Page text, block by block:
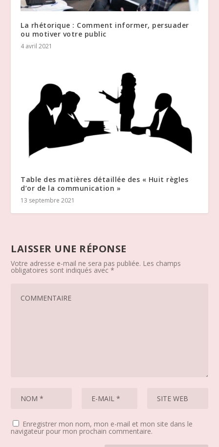
La rhétorique : Comment informer, persuader
ou motiver votre public
4 avril 2021
Table des matières détaillée des « Huit règles
d’or de la communication »
13 septembre 2021
LAISSER UNE RÉPONSE
Votre adresse e-mail ne sera pas publiée. Les champs
obligatoires sont indiqués avec*
Enregistrer mon nom, mon e-mail et mon site dans le
navigateur pour mon prochain commentaire.